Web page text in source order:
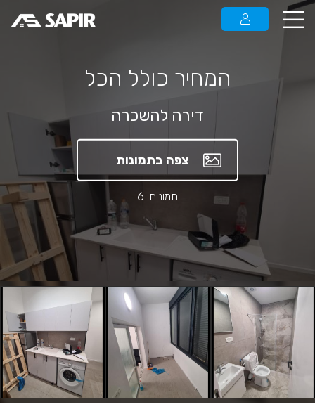
המחיר כולל הכל
דירה להשכרה
צפה בתמונות
תמונות: 6